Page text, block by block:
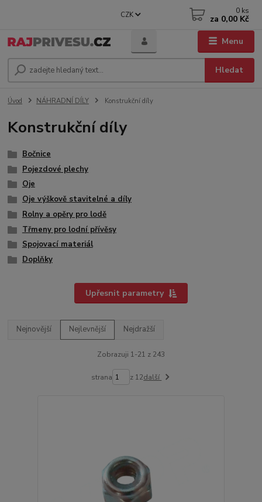
Menu
CZK
Hledat
0 ks
za 0,00 Kč
Úvod NÁHRADNÍ DÍLY Konstrukční díly
Konstrukční díly
Bočnice
Pojezdové plechy
Oje
Oje výškově stavitelné a díly
Rolny a opěry pro lodě
Třmeny pro lodní přívěsy
Spojovací materiál
Doplňky
Upřesnit parametry
Nejnovější Nejlevnější Nejdražší
Zobrazuji 1-21 z 243
strana z 12další